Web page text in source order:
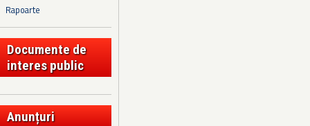
Rapoarte
Documente de
interes public
Anunțuri